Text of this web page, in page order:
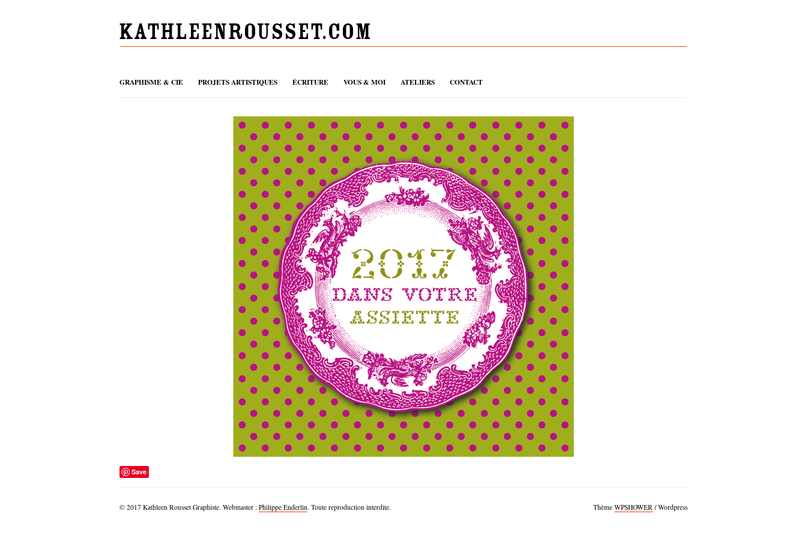
GRAPHISME & CIE PROJETS ARTISTIQUES ÉCRITURE VOUS & MOI ATELIERS CONTACT
Save
© 2017 Kathleen Rousset Graphiste. Webmaster : Philippe Enderlin. Toute reproduction interdite. Thème WPSHOWER / Wordpress